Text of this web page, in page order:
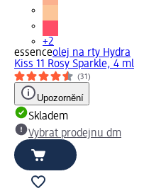
+2
essenceolej na rty Hydra
Kiss 11 Rosy Sparkle, 4 ml
(31)
Upozornění
Skladem
Vybrat prodejnu dm